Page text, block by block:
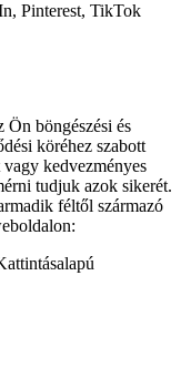
Pinterest, TikTok
Ön böngészési és
köréhez szabott
kedvezményes
tudjuk azok sikerét.
féltől származó